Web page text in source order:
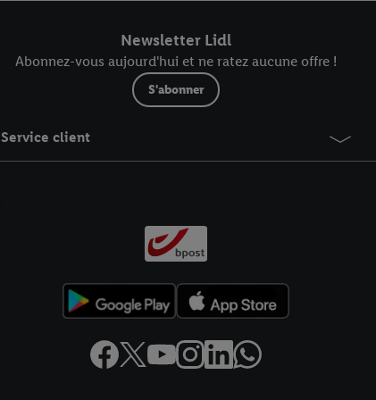
Newsletter Lidl
Abonnez-vous aujourd'hui et ne ratez aucune offre !
S'abonner
Service client